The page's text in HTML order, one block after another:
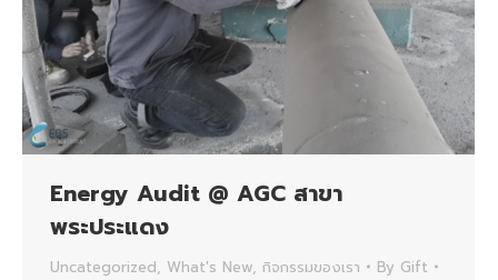
Energy Audit @ AGC สาขา
พระประแดง
Uncategorized, What's New, กิจกรรมของเรา By Gift